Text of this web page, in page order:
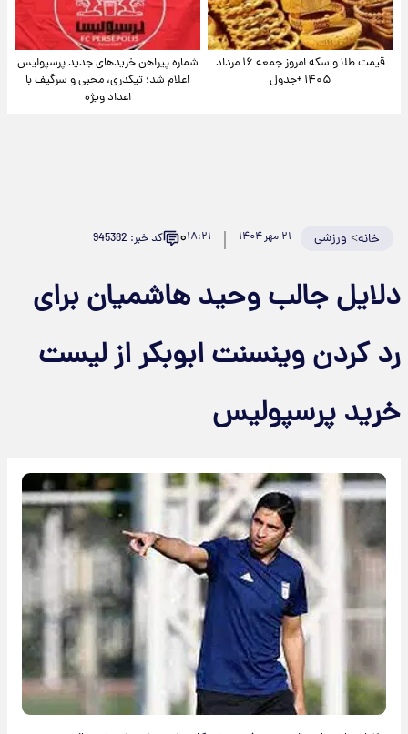
قیمت طلا و سکه امروز جمعه ۱۶ مرداد
۱۴۰۵ +جدول
شماره پیراهن خریدهای جدید پرسپولیس
اعلام شد؛ تیکدری، محبی و سرگیف با
اعداد ویژه
خانه> ورزشی ۲۱ مهر ۱۴۰۴ ۱۸:۲۱۰ کد خبر: 945382
دلایل جالب وحید هاشمیان برای
رد کردن وینسنت ابوبکر از لیست
خرید پرسپولیس